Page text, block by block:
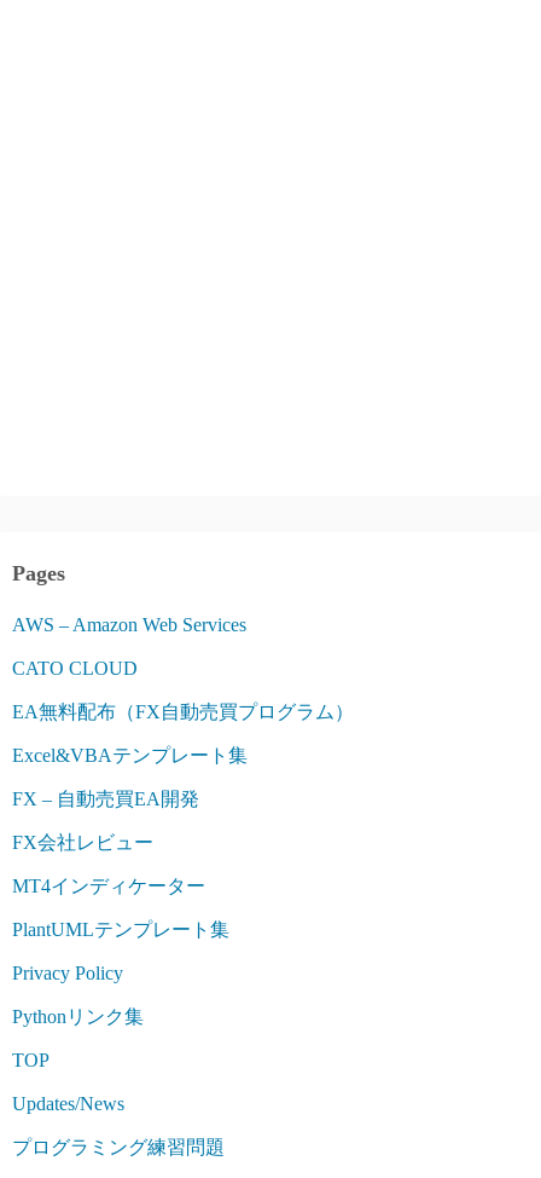
Pages
AWS – Amazon Web Services
CATO CLOUD
EA無料配布（FX自動売買プログラム）
Excel&VBAテンプレート集
FX – 自動売買EA開発
FX会社レビュー
MT4インディケーター
PlantUMLテンプレート集
Privacy Policy
Pythonリンク集
TOP
Updates/News
プログラミング練習問題